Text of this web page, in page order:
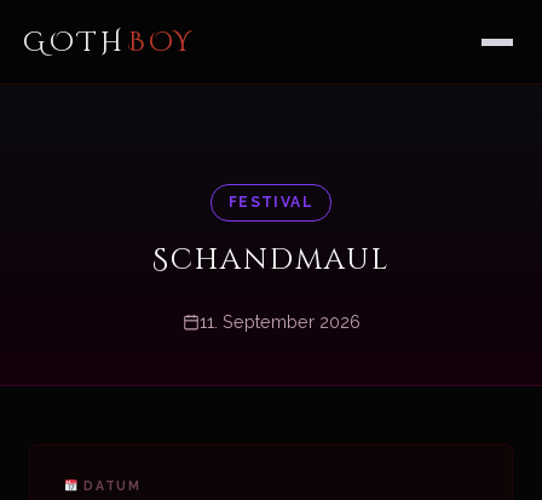
GOTH BOY
FESTIVAL
Schandmaul
11. September 2026
DATUM